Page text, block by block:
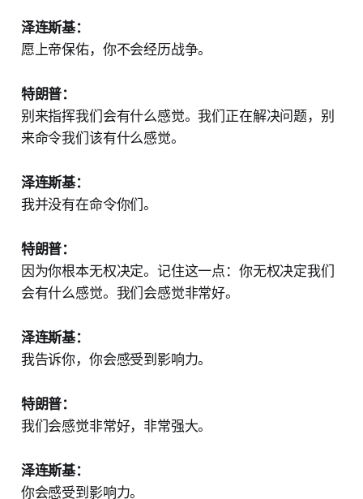
泽连斯基：
愿上帝保佑，你不会经历战争。
特朗普：
别来指挥我们会有什么感觉。我们正在解决问题，别
来命令我们该有什么感觉。
泽连斯基：
我并没有在命令你们。
特朗普：
因为你根本无权决定。记住这一点：你无权决定我们
会有什么感觉。我们会感觉非常好。
泽连斯基：
我告诉你，你会感受到影响力。
特朗普：
我们会感觉非常好，非常强大。
泽连斯基：
你会感受到影响力。